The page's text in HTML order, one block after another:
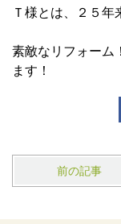
Ｔ様とは、２５年
素敵なリフォーム
ます！
前の記事